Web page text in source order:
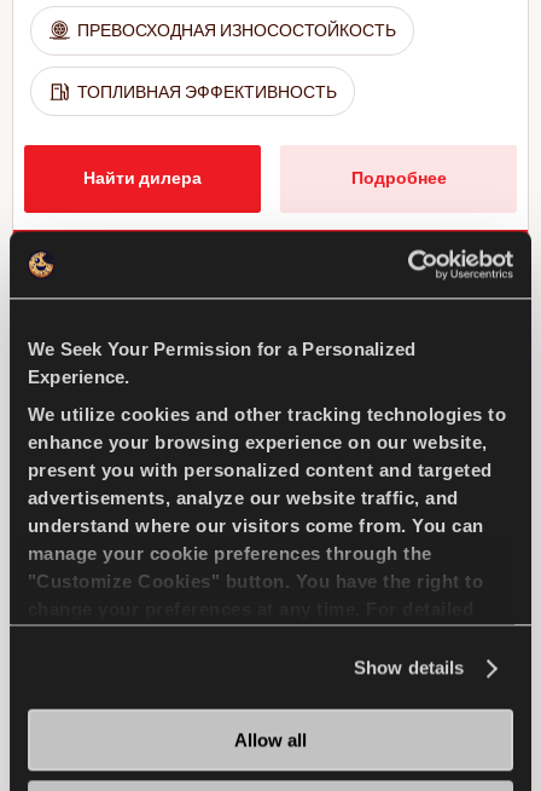
We Seek Your Permission for a Personalized
Experience.
We utilize cookies and other tracking technologies to
enhance your browsing experience on our website,
present you with personalized content and targeted
advertisements, analyze our website traffic, and
understand where our visitors come from. You can
manage your cookie preferences through the
"Customize Cookies" button. You have the right to
Show details
Allow all
ПРЕВОСХОДНАЯ ИЗНОСОСТОЙКОСТЬ
ТОПЛИВНАЯ ЭФФЕКТИВНОСТЬ
Найти дилера Подробнее
Отличное сцепление и безопасность для вашего
легкового автомобиля
ПАССАЖИР ЗИМА
СЦЕПЛЕНИЕ НА ЛЬДУ
УПРАВЛЯЕМОСТЬ НА ЛЬДУ